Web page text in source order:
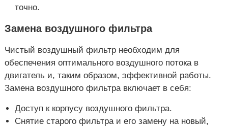
точно.
Замена воздушного фильтра
Чистый воздушный фильтр необходим для
обеспечения оптимального воздушного потока в
двигатель и, таким образом, эффективной работы.
Замена воздушного фильтра включает в себя:
Доступ к корпусу воздушного фильтра.
Снятие старого фильтра и его замену на новый,